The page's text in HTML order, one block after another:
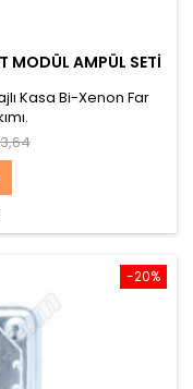
MODÜL AMPÜL SETI
Kasa Bi-Xenon Far
-20%